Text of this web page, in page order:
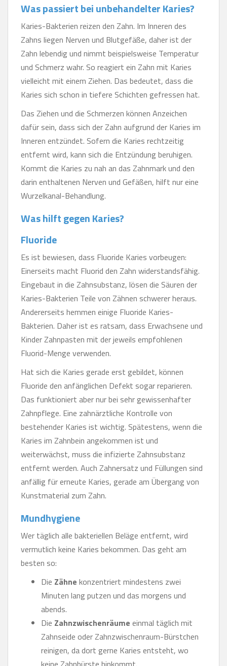
Was passiert bei unbehandelter Karies?
Karies-Bakterien reizen den Zahn. Im Inneren des
Zahns liegen Nerven und Blutgefäße, daher ist der
Zahn lebendig und nimmt beispielsweise Temperatur
und Schmerz wahr. So reagiert ein Zahn mit Karies
vielleicht mit einem Ziehen. Das bedeutet, dass die
Karies sich schon in tiefere Schichten gefressen hat.
Das Ziehen und die Schmerzen können Anzeichen
dafür sein, dass sich der Zahn aufgrund der Karies im
Inneren entzündet. Sofern die Karies rechtzeitig
entfernt wird, kann sich die Entzündung beruhigen.
Kommt die Karies zu nah an das Zahnmark und den
darin enthaltenen Nerven und Gefäßen, hilft nur eine
Wurzelkanal-Behandlung.
Was hilft gegen Karies?
Fluoride
Es ist bewiesen, dass Fluoride Karies vorbeugen:
Einerseits macht Fluorid den Zahn widerstandsfähig.
Eingebaut in die Zahnsubstanz, lösen die Säuren der
Karies-Bakterien Teile von Zähnen schwerer heraus.
Andererseits hemmen einige Fluoride Karies-
Bakterien. Daher ist es ratsam, dass Erwachsene und
Kinder Zahnpasten mit der jeweils empfohlenen
Fluorid-Menge verwenden.
Hat sich die Karies gerade erst gebildet, können
Fluoride den anfänglichen Defekt sogar reparieren.
Das funktioniert aber nur bei sehr gewissenhafter
Zahnpflege. Eine zahnärztliche Kontrolle von
bestehender Karies ist wichtig. Spätestens, wenn die
Karies im Zahnbein angekommen ist und
weiterwächst, muss die infizierte Zahnsubstanz
entfernt werden. Auch Zahnersatz und Füllungen sind
anfällig für erneute Karies, gerade am Übergang von
Kunstmaterial zum Zahn.
Mundhygiene
Wer täglich alle bakteriellen Beläge entfernt, wird
vermutlich keine Karies bekommen. Das geht am
besten so:
Die Zähne konzentriert mindestens zwei
Minuten lang putzen und das morgens und
abends.
Die Zahnzwischenräume einmal täglich mit
Zahnseide oder Zahnzwischenraum-Bürstchen
reinigen, da dort gerne Karies entsteht, wo